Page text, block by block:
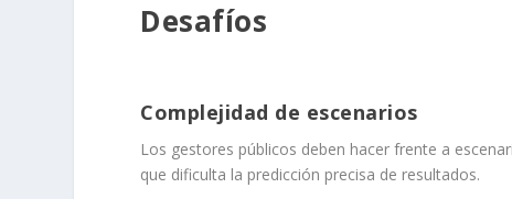
Desafíos
Complejidad de escenarios
Los gestores públicos deben hacer frente a
que dificulta la predicción precisa de resultados.